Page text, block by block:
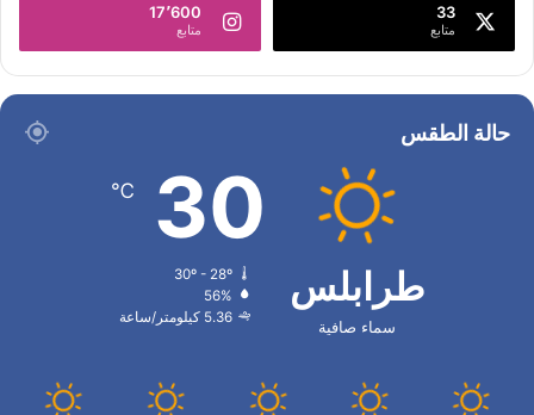
33
متابع
17٬600
متابع
حالة الطقس
طرابلس
سماء صافية
30
℃
30º - 28º
56%
5.36 كيلومتر/ساعة